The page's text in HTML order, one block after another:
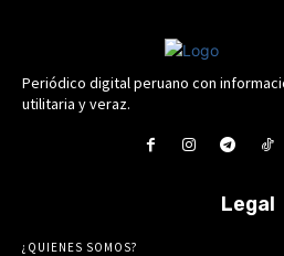
Periódico digital peruano con
utilitaria y veraz.
Legal
¿QUIENES SOMOS?